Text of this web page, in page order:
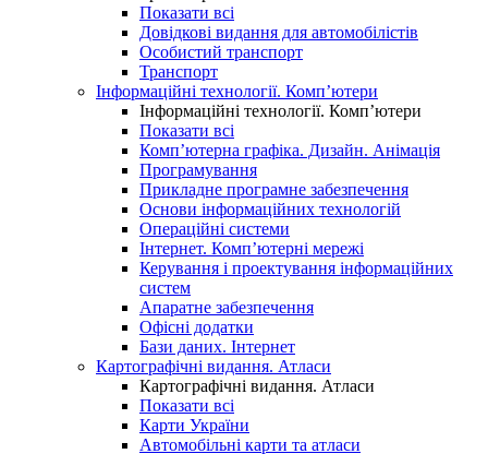
Показати всі
Довідкові видання для автомобілістів
Особистий транспорт
Транспорт
Інформаційні технології. Комп’ютери
Інформаційні технології. Комп’ютери
Показати всі
Комп’ютерна графіка. Дизайн. Анімація
Програмування
Прикладне програмне забезпечення
Основи інформаційних технологій
Операційні системи
Інтернет. Комп’ютерні мережі
Керування і проектування інформаційних
систем
Апаратне забезпечення
Офісні додатки
Бази даних. Інтернет
Картографічні видання. Атласи
Картографічні видання. Атласи
Показати всі
Карти України
Автомобільні карти та атласи